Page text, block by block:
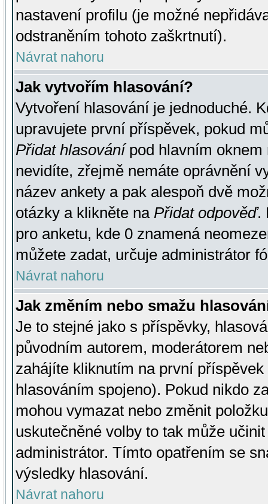
nastavení profilu (je možné
odstraněním tohoto zaškrtnutí).
Návrat nahoru
Jak vytvořím hlasování?
Vytvoření hlasování je jednoduché.
upravujete první příspěvek, pokud
Přidat hlasovánípod hlavním oknem
nevidíte, zřejmě nemáte oprávnění
název ankety a pak alespoň dvě
otázky a klikněte na Přidat odpověď.
pro anketu, kde 0 znamená
můžete zadat, určuje administrátor
Návrat nahoru
Jak změním nebo smažu
Je to stejné jako s příspěvky,
původním autorem, moderátorem
zahájíte kliknutím na první
hlasováním spojeno). Pokud nikdo
mohou vymazat nebo změnit
uskutečněné volby to tak může
administrátor. Tímto opatřením se
výsledky hlasování.
Návrat nahoru